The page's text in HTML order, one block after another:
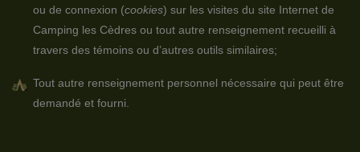
ou de connexion (cookies) sur les visites du site Internet de
Camping les Cèdres ou tout autre renseignement recueilli à
travers des témoins ou d’autres outils similaires;
Tout autre renseignement personnel nécessaire qui peut être
demandé et fourni.